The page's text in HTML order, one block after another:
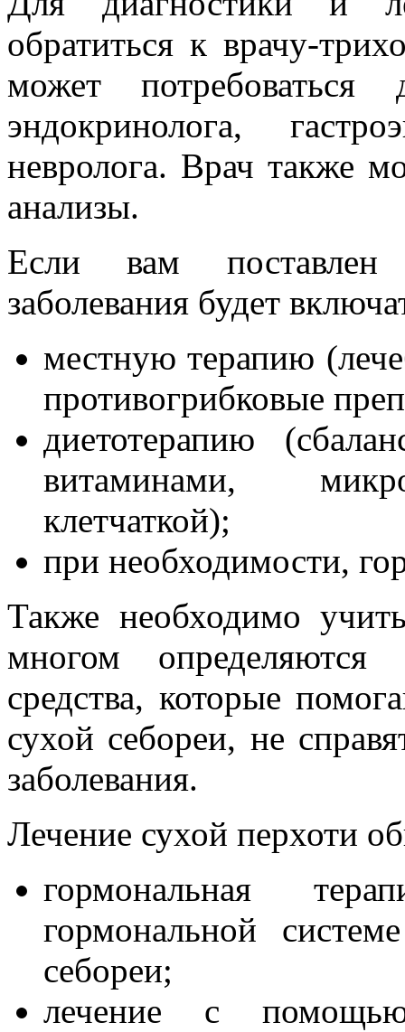
обратиться к врачу-
может потребоваться
эндокринолога,
невролога. Врач также
анализы.
Если вам поставлен
заболевания будет
местную терапию
противогрибковые
диетотерапию
витаминами,
клетчаткой);
при необходимости,
Также необходимо
многом
средства, которые
сухой себореи, не
заболевания.
Лечение сухой перхоти
гормональная
гормональной
себореи;
лечение с